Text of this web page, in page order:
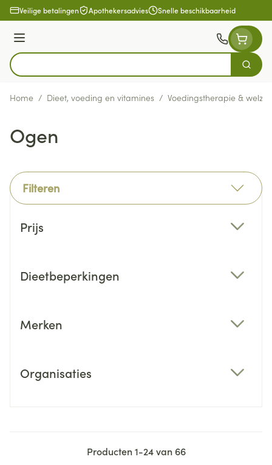
Ga naar de inhoud
Veilige betalingen Apothekersadvies Snelle beschikbaarheid
Menu
Product, merk, categorie...
Zoek
Home / Dieet, voeding en vitamines / Voedingstherapie & welzijn
Ogen
Filteren
Prijs
Dieetbeperkingen
Merken
Organisaties
Producten1-24van 66